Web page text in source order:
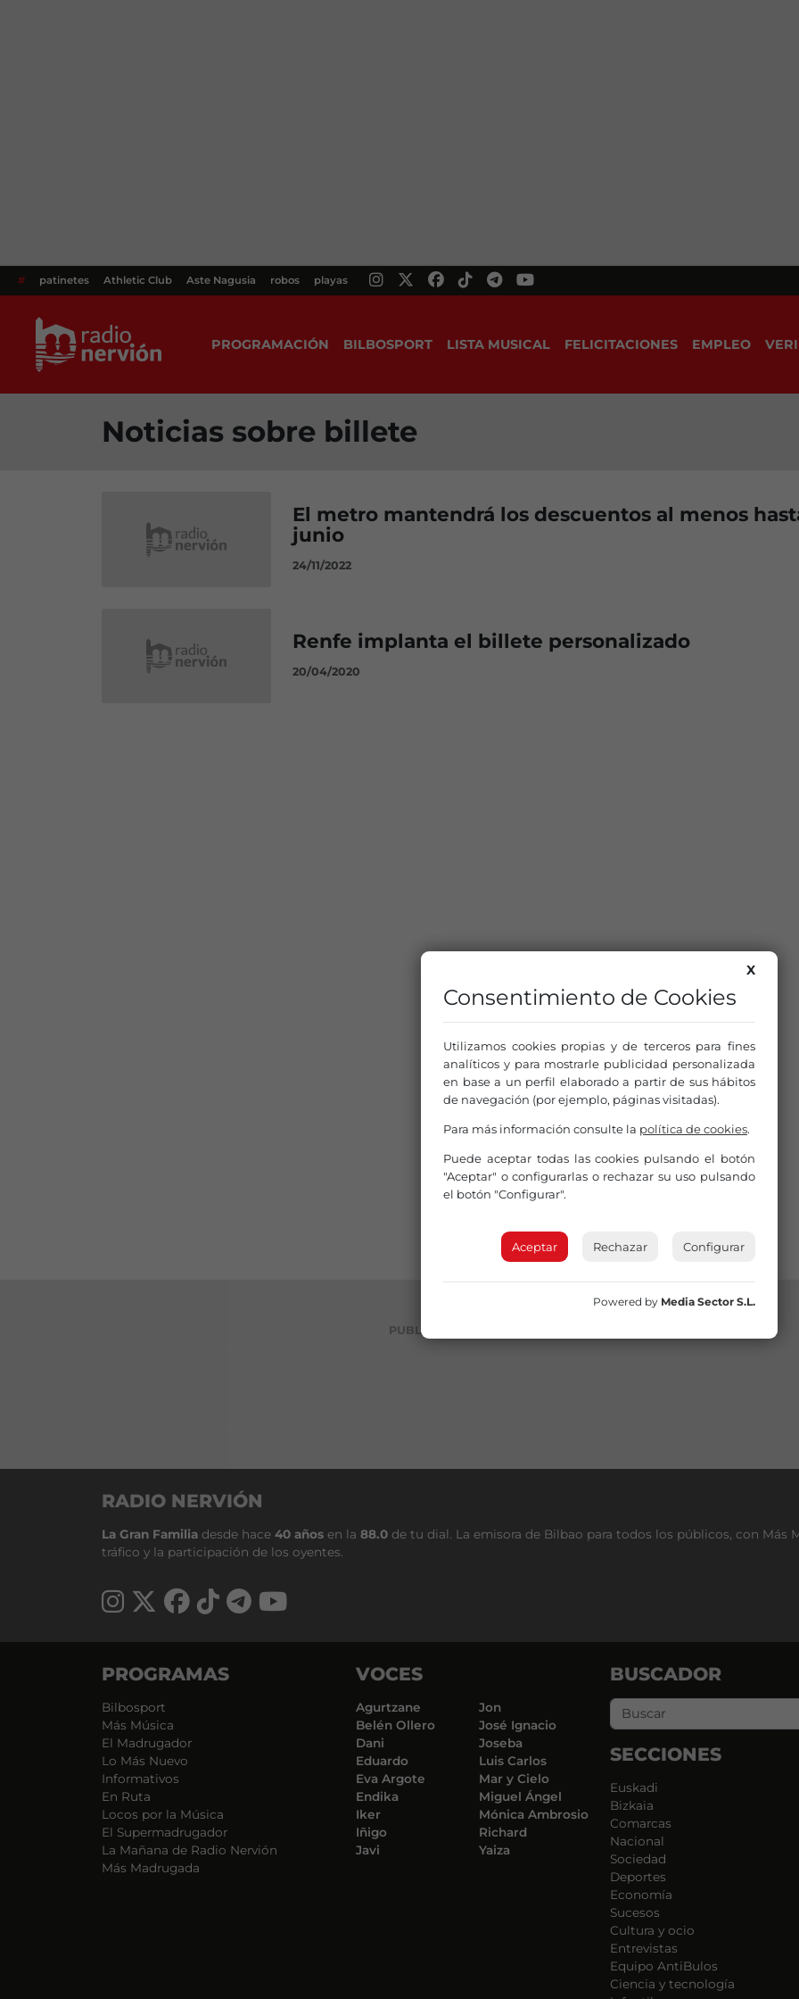
# patinetes Athletic Club Aste Nagusia robos playas
PROGRAMACIÓN BILBOSPORT LISTA MUSICAL FELICITACIONES EMPLEO
Noticias sobre billete
El metro mantendrá los descuentos al menos
junio
24/11/2022
Renfe implanta el billete personalizado
20/04/2020
PUBLICIDAD
RADIO NERVIÓN
La Gran Familia desde hace 40 años en la 88.0 de tu dial. La emisora de Bilbao para todos los públicos, con Más
tráfico y la participación de los oyentes.
PROGRAMAS
Bilbosport
Más Música
El Madrugador
Lo Más Nuevo
Informativos
En Ruta
Locos por la Música
El Supermadrugador
La Mañana de Radio Nervión
Más Madrugada
VOCES
Agurtzane
Belén Ollero
Dani
Eduardo
Eva Argote
Endika
Iker
Iñigo
Javi
Jon
José Ignacio
Joseba
Luis Carlos
Mar y Cielo
Miguel Ángel
Mónica Ambrosio
Richard
Yaiza
BUSCADOR
SECCIONES
Euskadi
Bizkaia
Comarcas
Nacional
Sociedad
Deportes
Economía
Sucesos
Cultura y ocio
Entrevistas
Equipo AntiBulos
Ciencia y tecnología
X
Consentimiento de Cookies
Utilizamos cookies propias y de terceros para fines
analíticos y para mostrarle publicidad personalizada
en base a un perfil elaborado a partir de sus hábitos
de navegación (por ejemplo, páginas visitadas).
Para más información consulte la política de cookies.
Puede aceptar todas las cookies pulsando el botón
"Aceptar" o configurarlas o rechazar su uso pulsando
el botón "Configurar".
Aceptar Rechazar Configurar
Powered by Media Sector S.L.